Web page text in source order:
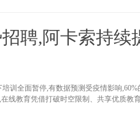
聘,阿卡索持续
训全面暂停,有数据预测受疫情影响
线教育凭借打破时空限制、共享优质教